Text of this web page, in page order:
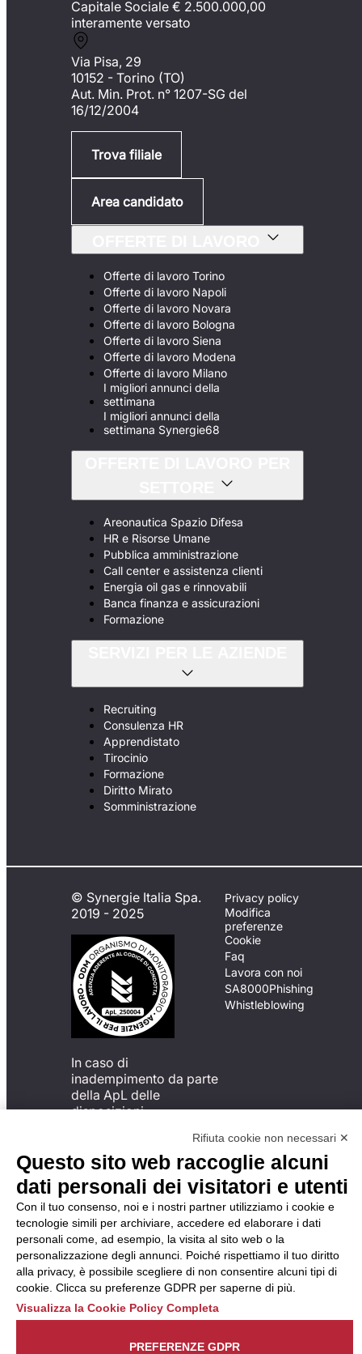
Capitale Sociale € 2.500.000,00
interamente versato
Via Pisa, 29
10152 - Torino (TO)
Aut. Min. Prot. n° 1207-SG del
16/12/2004
Trova filiale
Area candidato
Offerte di lavoro Torino
Offerte di lavoro Napoli
Offerte di lavoro Novara
Offerte di lavoro Bologna
Offerte di lavoro Siena
Offerte di lavoro Modena
Offerte di lavoro Milano
I migliori annunci della
settimana
I migliori annunci della
settimana Synergie68
Areonautica Spazio Difesa
HR e Risorse Umane
Pubblica amministrazione
Call center e assistenza clienti
Energia oil gas e rinnovabili
Banca finanza e assicurazioni
Formazione
Recruiting
Consulenza HR
Apprendistato
Tirocinio
Formazione
Diritto Mirato
Somministrazione
© Synergie Italia Spa.
2019 - 2025
In caso di
inadempimento da parte
della ApL delle
disposizioni
possibile presentare un
reclamo
all’Organismo di
Monitoraggio utilizzando
una delle modalità
descritte al seguente
indirizzo web
https://odm-
agenzielavoro.it/reclami/.
Privacy policy
Modifica
preferenze
Cookie
Faq
Lavora con noi
SA8000Phishing
Whistleblowing
Rifiuta cookie non necessari ✕
Questo sito web raccoglie alcuni
dati personali dei visitatori e utenti
Con il tuo consenso, noi e i nostri partner utilizziamo i cookie e
tecnologie simili per archiviare, accedere ed elaborare i dati
personali come, ad esempio, la visita al sito web o la
personalizzazione degli annunci. Poiché rispettiamo il tuo diritto
alla privacy, è possibile scegliere di non consentire alcuni tipi di
cookie. Clicca su preferenze GDPR per saperne di più.
Visualizza la Cookie Policy Completa
PREFERENZE GDPR